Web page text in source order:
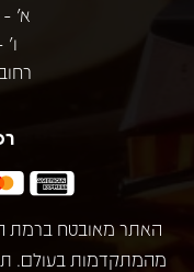
א' - ה':
ו' -
רחוב
מהמתקדמות בעולם.